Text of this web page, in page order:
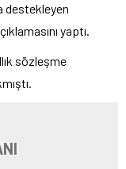
destekleyen
yaptı.
sözleşme